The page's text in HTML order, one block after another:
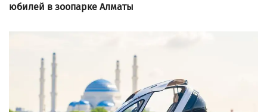
юбилей в зоопарке Алматы